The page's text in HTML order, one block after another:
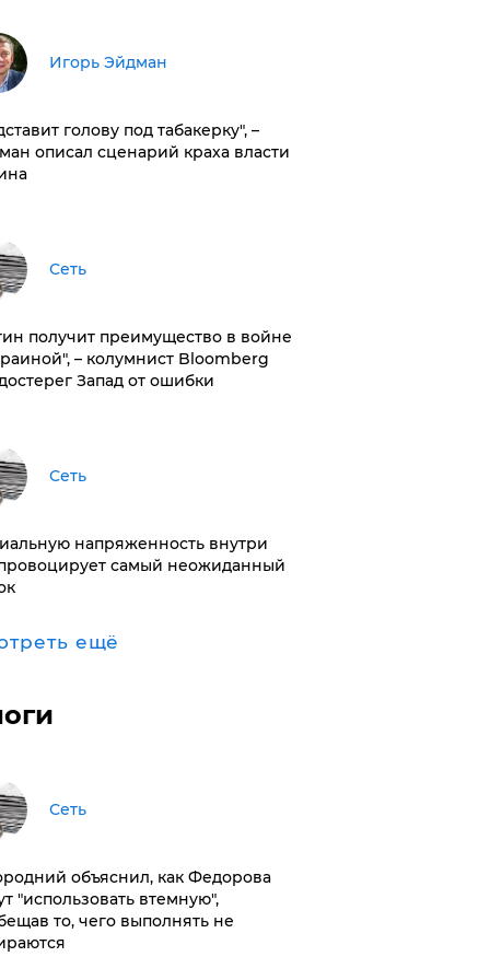
Игорь Эйдман
голову под табакерку", –
описал сценарий краха власти
Сеть
получит преимущество в войне
– колумнист Bloomberg
Запад от ошибки
Сеть
напряженность внутри
самый неожиданный
ещё
Сеть
объяснил, как Федорова
"использовать втемную",
то, чего выполнять не